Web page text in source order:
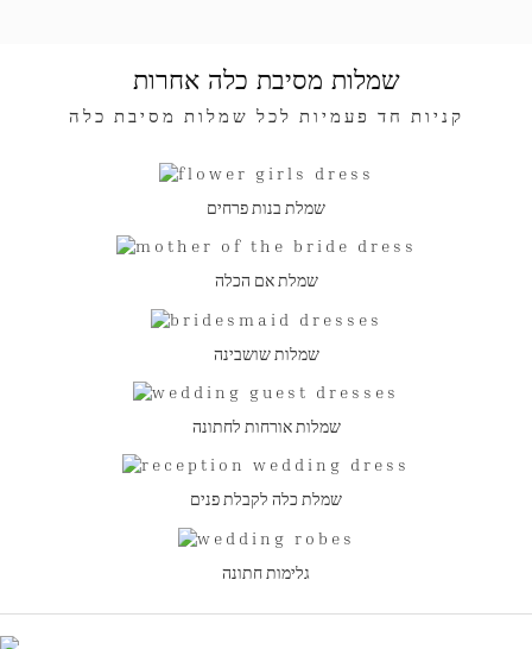
שמלות מסיבת כלה אחרות
קניות חד פעמיות לכל שמלות מסיבת כלה
שמלת בנות פרחים
שמלת אם הכלה
שמלות שושבינה
שמלות אורחות לחתונה
שמלת כלה לקבלת פנים
גלימות חתונה